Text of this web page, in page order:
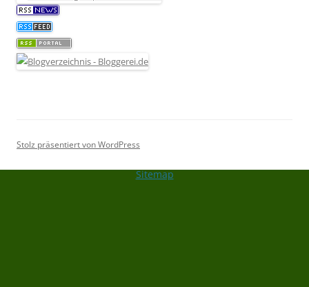
Stolz präsentiert von WordPress
Sitemap